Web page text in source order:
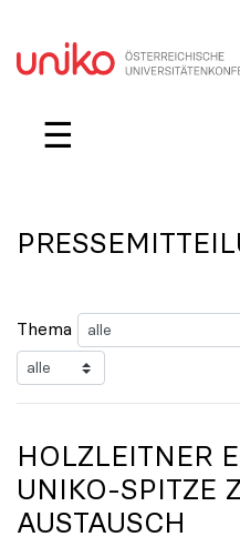
☰
Thema
HOLZLEITNER
UNIKO-SPITZE
AUSTAUSCH